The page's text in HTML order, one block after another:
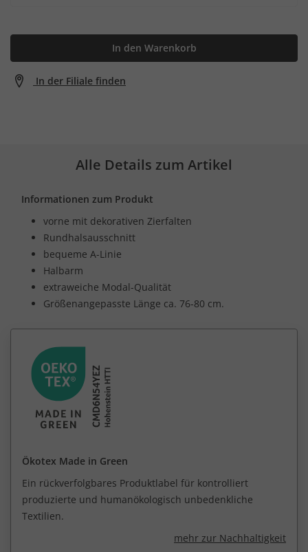
In den Warenkorb
In der Filiale finden
Alle Details zum Artikel
Informationen zum Produkt
vorne mit dekorativen Zierfalten
Rundhalsausschnitt
bequeme A-Linie
Halbarm
extraweiche Modal-Qualität
Größenangepasste Länge ca. 76-80 cm.
Ökotex Made in Green
Ein rückverfolgbares Produktlabel für kontrolliert
produzierte und humanökologisch unbedenkliche
Textilien.
mehr zur Nachhaltigkeit